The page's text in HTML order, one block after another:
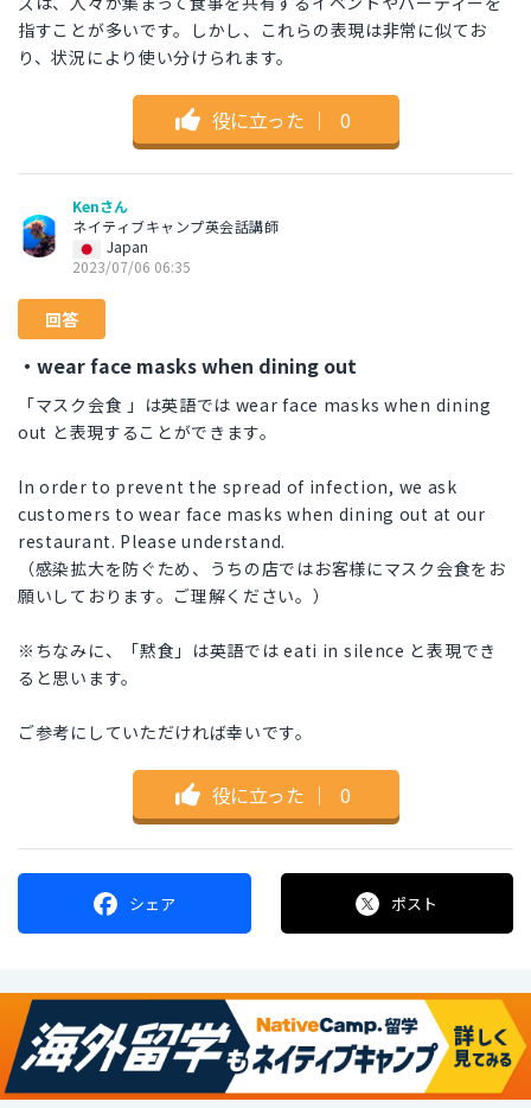
指すことが多いです。しかし、これらの表現は非常に似てお
り、状況により使い分けられます。
役に立った ｜ 0
Kenさん
ネイティブキャンプ英会話講師
Japan
2023/07/06 06:35
回答
・wear face masks when dining out
「マスク会食 」は英語では wear face masks when dining
out と表現することができます。
In order to prevent the spread of infection, we ask
customers to wear face masks when dining out at our
restaurant. Please understand.
（感染拡大を防ぐため、うちの店ではお客様にマスク会食をお
願いしております。ご理解ください。）
※ちなみに、「黙食」は英語では eati in silence と表現でき
ると思います。
ご参考にしていただければ幸いです。
役に立った ｜ 0
シェア ポスト